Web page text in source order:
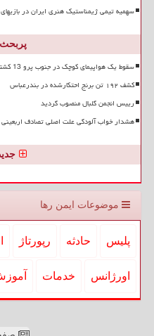
سهمیه تیمی ژیمناستیک هنری ایران در
سقوط یک هواپیمای کوچک در جنوب پرو 13 کشته بر جای گذاشت
کشف ۱۹۲ تن برنج احتکارشده در بندرعباس
رییس انجمن گلبال منصوب گردید
هشدار خواب آلودگی علت اصلی تصادف
موضوعات ایمن رها
پلیس حادثه رپورتاژ
اورژانس خدمات